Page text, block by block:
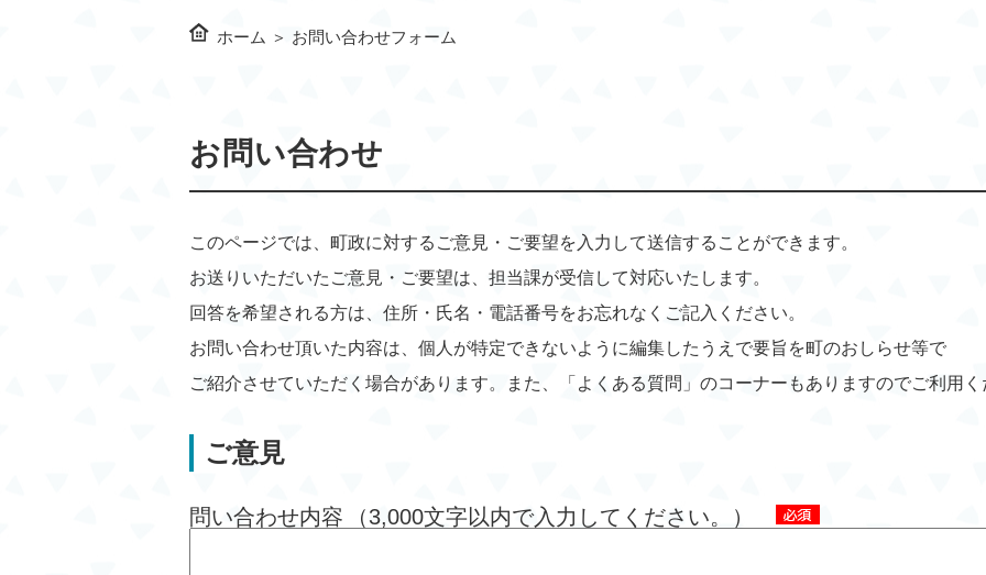
ホーム ＞ お問い合わせフォーム
お問い合わせ
このページでは、町政に対するご意見・ご要望を入力して送信することができます。
お送りいただいたご意見・ご要望は、担当課が受信して対応いたします。
回答を希望される方は、住所・氏名・電話番号をお忘れなくご記入ください。
お問い合わせ頂いた内容は、個人が特定できないように編集したうえで要旨を町のおしらせ等で
ご紹介させていただく場合があります。また、「よくある質問」のコーナーもありますのでご利用
ご意見
問い合わせ内容 （3,000文字以内で入力してください。）